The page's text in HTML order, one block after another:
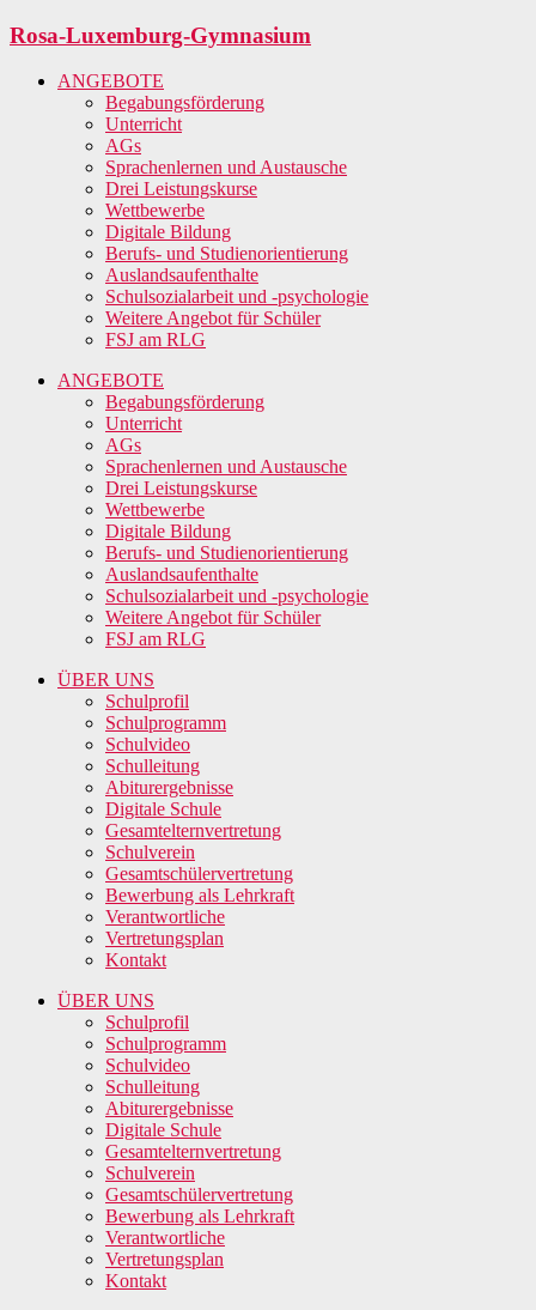
Zum
springen
Rosa-Luxemburg-Gymnasium
ANGEBOTE
Begabungsförderung
Unterricht
AGs
Sprachenlernen und Austausche
Drei Leistungskurse
Wettbewerbe
Digitale Bildung
Berufs- und Studienorientierung
Auslandsaufenthalte
Schulsozialarbeit und -psychologie
Weitere Angebot für Schüler
FSJ am RLG
ANGEBOTE
Begabungsförderung
Unterricht
AGs
Sprachenlernen und Austausche
Drei Leistungskurse
Wettbewerbe
Digitale Bildung
Berufs- und Studienorientierung
Auslandsaufenthalte
Schulsozialarbeit und -psychologie
Weitere Angebot für Schüler
FSJ am RLG
ÜBER UNS
Schulprofil
Schulprogramm
Schulvideo
Schulleitung
Abiturergebnisse
Digitale Schule
Gesamtelternvertretung
Schulverein
Gesamtschülervertretung
Bewerbung als Lehrkraft
Verantwortliche
Vertretungsplan
Kontakt
ÜBER UNS
Schulprofil
Schulprogramm
Schulvideo
Schulleitung
Abiturergebnisse
Digitale Schule
Gesamtelternvertretung
Schulverein
Gesamtschülervertretung
Bewerbung als Lehrkraft
Verantwortliche
Vertretungsplan
Kontakt